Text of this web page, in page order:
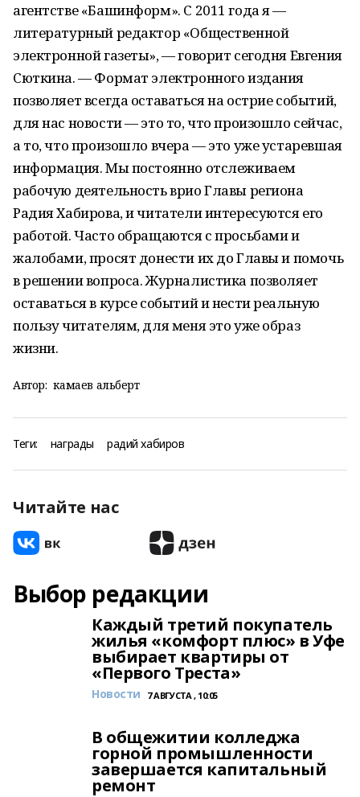
агентстве «Башинформ». С 2011 года я —
литературный редактор «Общественной
электронной газеты», — говорит сегодня Евгения
Сюткина. — Формат электронного издания
позволяет всегда оставаться на острие событий,
для нас новости — это то, что произошло сейчас,
а то, что произошло вчера — это уже устаревшая
информация. Мы постоянно отслеживаем
рабочую деятельность врио Главы региона
Радия Хабирова, и читатели интересуются его
работой. Часто обращаются с просьбами и
жалобами, просят донести их до Главы и помочь
в решении вопроса. Журналистика позволяет
оставаться в курсе событий и нести реальную
пользу читателям, для меня это уже образ
жизни.
Автор: камаев альберт
Теги: награды радий хабиров
Читайте нас
Выбор редакции
Каждый третий покупатель
жилья «комфорт плюс» в Уфе
выбирает квартиры от
«Первого Треста»
Новости 7 АВГУСТА , 10:05
В общежитии колледжа
горной промышленности
завершается капитальный
ремонт